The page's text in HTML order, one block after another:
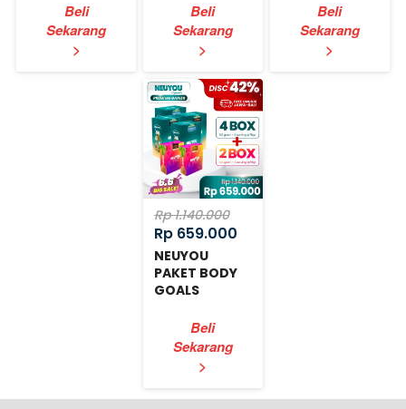
`
Beli
Sekarang
>
`
Beli
Sekarang
>
`
Beli
Sekarang
>
Rp 1.140.000
Rp 659.000
NEUYOU
PAKET BODY
GOALS
`
Beli
Sekarang
>